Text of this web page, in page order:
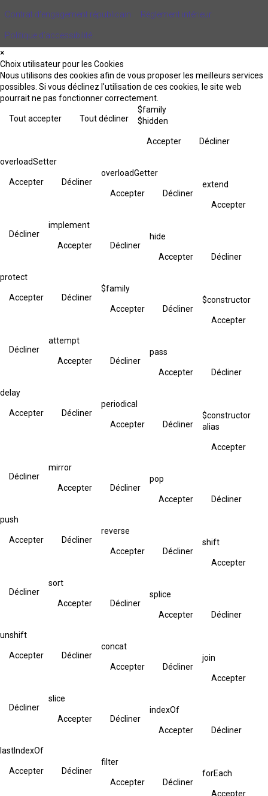
Contrat d'engagement républicain Règlement intérieur
Politique d’accessibilité
×
Choix utilisateur pour les Cookies
Nous utilisons des cookies afin de vous proposer les meilleurs services
possibles. Si vous déclinez l'utilisation de ces cookies, le site web
pourrait ne pas fonctionner correctement.
Tout accepter Tout décliner
$family
$hidden
Accepter Décliner
overloadSetter
Accepter Décliner
overloadGetter
Accepter Décliner
extend
Accepter
Décliner
implement
Accepter Décliner
hide
Accepter Décliner
protect
Accepter Décliner
$family
Accepter Décliner
$constructor
Accepter
Décliner
attempt
Accepter Décliner
pass
Accepter Décliner
delay
Accepter Décliner
periodical
Accepter Décliner
$constructor
alias
Accepter
Décliner
mirror
Accepter Décliner
pop
Accepter Décliner
push
Accepter Décliner
reverse
Accepter Décliner
shift
Accepter
Décliner
sort
Accepter Décliner
splice
Accepter Décliner
unshift
Accepter Décliner
concat
Accepter Décliner
join
Accepter
Décliner
slice
Accepter Décliner
indexOf
Accepter Décliner
lastIndexOf
Accepter Décliner
filter
Accepter Décliner
forEach
Accepter